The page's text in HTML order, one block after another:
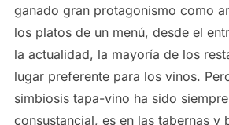
ganado gran protagonismo como
los platos de un menú, desde el
la actualidad, la mayoría de los
lugar preferente para los vinos.
simbiosis tapa-vino ha sido
consustancial, es en las tabernas y